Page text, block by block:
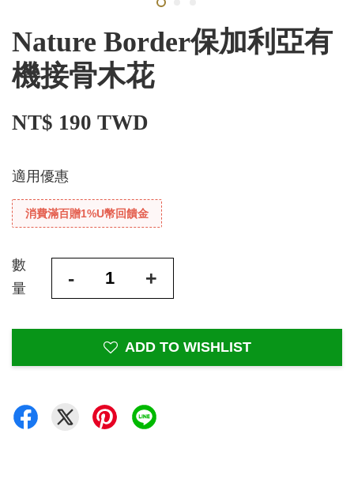
Nature Border保加利亞有
機接骨木花
NT$ 190 TWD
適用優惠
消費滿百贈1%U幣回饋金
數
量
- +
ADD TO WISHLIST